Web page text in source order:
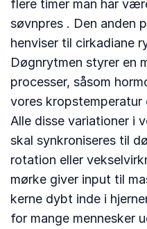
flere timer man har
søvnpres . Den anden
henviser til cirkadiane
Døgnrytmen styrer en
processer, såsom
vores
Alle disse variationer i
skal synkroniseres til
rotation eller
mørke giver input til
kerne dybt inde i
for mange mennesker